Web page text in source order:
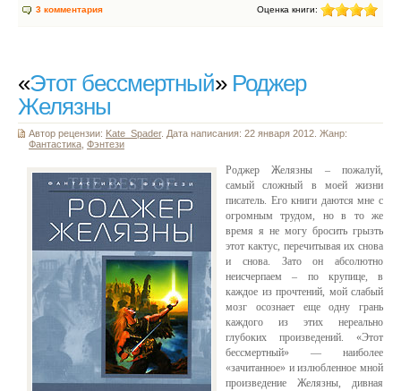
3 комментария Оценка книги:
«Этот бессмертный» Роджер
Желязны
Автор рецензии: Kate_Spader. Дата написания: 22 января 2012. Жанр:
Фантастика Фэнтези
Роджер Желязны – пожалуй,
самый сложный в моей жизни
писатель. Его книги даются мне с
огромным трудом, но в то же
время я не могу бросить грызть
этот кактус, перечитывая их снова
и снова. Зато он абсолютно
неисчерпаем – по крупице, в
каждое из прочтений, мой слабый
мозг осознает еще одну грань
каждого из этих нереально
глубоких произведений. «Этот
бессмертный» — наиболее
«зачитанное» и излюбленное мной
произведение Желязны, дивная